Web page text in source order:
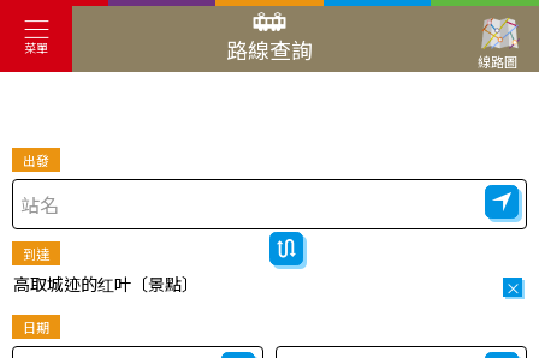
菜單 路線查詢 線路圖
出發
到達
高取城迹的红叶〔景點〕 ×
日期